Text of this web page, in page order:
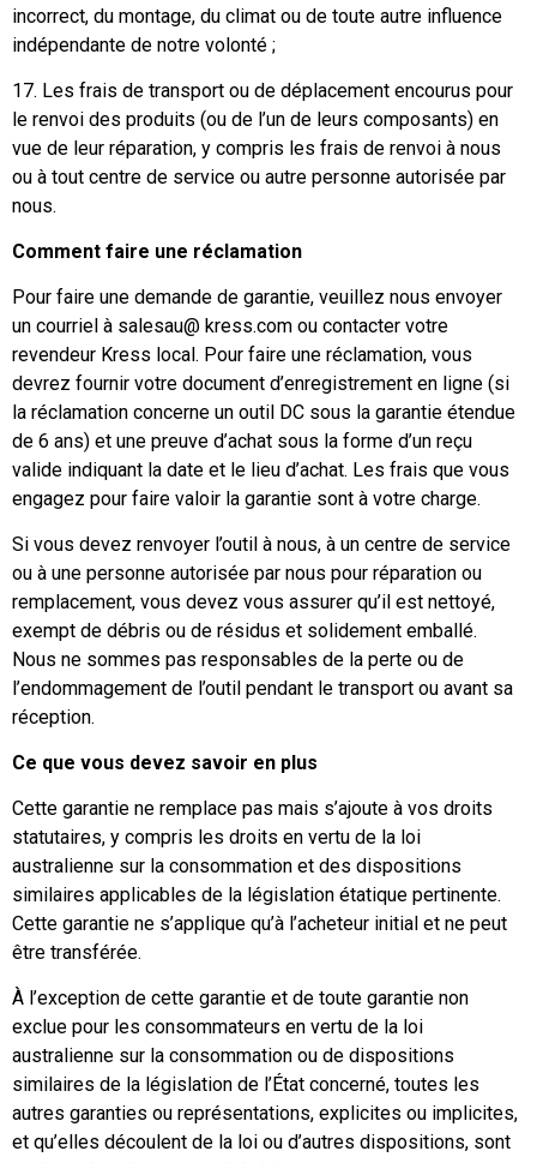
incorrect, du montage, du climat ou de toute autre influence
indépendante de notre volonté ;
17. Les frais de transport ou de déplacement encourus pour
le renvoi des produits (ou de l’un de leurs composants) en
vue de leur réparation, y compris les frais de renvoi à nous
ou à tout centre de service ou autre personne autorisée par
nous.
Comment faire une réclamation
Pour faire une demande de garantie, veuillez nous envoyer
un courriel à salesau@ kress.com ou contacter votre
revendeur Kress local. Pour faire une réclamation, vous
devrez fournir votre document d’enregistrement en ligne (si
la réclamation concerne un outil DC sous la garantie étendue
de 6 ans) et une preuve d’achat sous la forme d’un reçu
valide indiquant la date et le lieu d’achat. Les frais que vous
engagez pour faire valoir la garantie sont à votre charge.
Si vous devez renvoyer l’outil à nous, à un centre de service
ou à une personne autorisée par nous pour réparation ou
remplacement, vous devez vous assurer qu’il est nettoyé,
exempt de débris ou de résidus et solidement emballé.
Nous ne sommes pas responsables de la perte ou de
l’endommagement de l’outil pendant le transport ou avant sa
réception.
Ce que vous devez savoir en plus
Cette garantie ne remplace pas mais s’ajoute à vos droits
statutaires, y compris les droits en vertu de la loi
australienne sur la consommation et des dispositions
similaires applicables de la législation étatique pertinente.
Cette garantie ne s’applique qu’à l’acheteur initial et ne peut
être transférée.
À l’exception de cette garantie et de toute garantie non
exclue pour les consommateurs en vertu de la loi
australienne sur la consommation ou de dispositions
similaires de la législation de l’État concerné, toutes les
autres garanties ou représentations, explicites ou implicites,
et qu’elles découlent de la loi ou d’autres dispositions, sont